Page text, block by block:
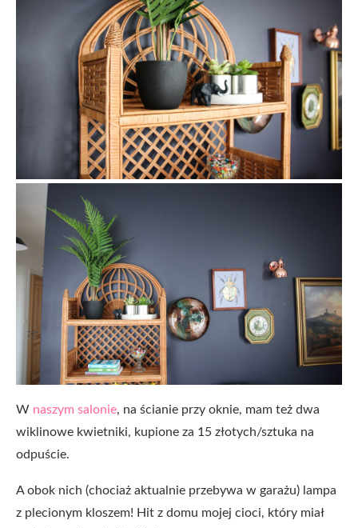
W naszym salonie, na ścianie przy oknie, mam też dwa
wiklinowe kwietniki, kupione za 15 złotych/sztuka na
odpuście.
A obok nich (chociaż aktualnie przebywa w garażu) lampa
z plecionym kloszem! Hit z domu mojej cioci, który miał